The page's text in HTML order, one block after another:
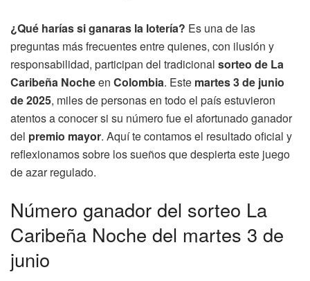
¿Qué harías si ganaras la lotería? Es una de las
preguntas más frecuentes entre quienes, con ilusión y
responsabilidad, participan del tradicional sorteo de La
Caribeña Nocheen Colombia. Este martes 3 de junio
de 2025, miles de personas en todo el país estuvieron
atentos a conocer si su número fue el afortunado ganador
del premio mayor. Aquí te contamos el resultado oficial y
reflexionamos sobre los sueños que despierta este juego
de azar regulado.
Número ganador del sorteo La
Caribeña Noche del martes 3 de
junio